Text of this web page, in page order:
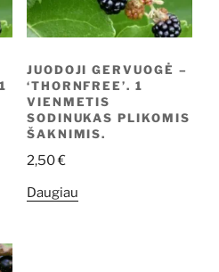
JUODOJI GERVUOGĖ –
‘THORNFREE’. 1
VIENMETIS
SODINUKAS PLIKOMIS
ŠAKNIMIS.
2,50€
Daugiau